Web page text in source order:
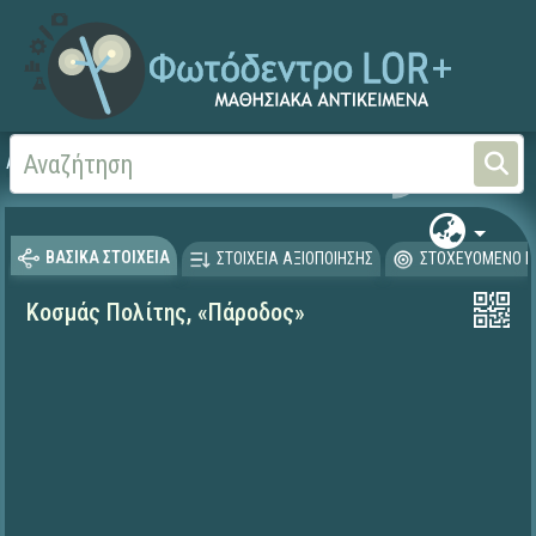
Αρχική Γλώσσα και Λογοτεχνία
ΒΑΣΙΚΑ ΣΤΟΙΧΕΙΑ ΣΤΟΙΧΕΙΑ ΑΞΙΟΠΟΙΗΣΗΣ ΣΤΟΧΕΥΟΜΕΝΟ
Κοσμάς Πολίτης, «Πάροδος»